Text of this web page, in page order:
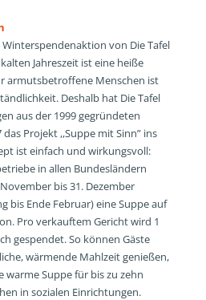
von Die Tafel
Jahreszeit ist eine heiße
armutsbetroffene Menschen ist
Deshalb hat Die Tafel
aus der 1999 gegründeten
das Projekt ,,Suppe mit Sinn” ins
ist einfach und wirkungsvoll:
in allen Bundesländern
bis 31. Dezember
bis Ende Februar) eine Suppe auf
Pro verkauftem Gericht wird 1
gespendet. So können Gäste
wärmende Mahlzeit genießen,
Suppe für bis zu zehn
in sozialen Einrichtungen.